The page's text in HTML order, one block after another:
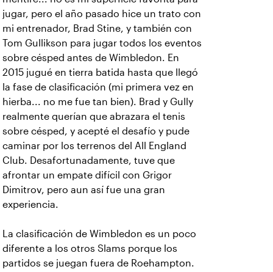
jugar, pero el año pasado hice un trato con
mi entrenador, Brad Stine, y también con
Tom Gullikson para jugar todos los eventos
sobre césped antes de Wimbledon. En
2015 jugué en tierra batida hasta que llegó
la fase de clasificación (mi primera vez en
hierba... no me fue tan bien). Brad y Gully
realmente querían que abrazara el tenis
sobre césped, y acepté el desafío y pude
caminar por los terrenos del All England
Club. Desafortunadamente, tuve que
afrontar un empate difícil con Grigor
Dimitrov, pero aun así fue una gran
experiencia.
La clasificación de Wimbledon es un poco
diferente a los otros Slams porque los
partidos se juegan fuera de Roehampton.